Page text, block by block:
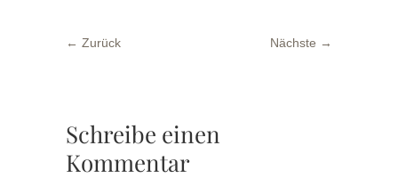
← Zurück Nächste →
Schreibe einen
Kommentar